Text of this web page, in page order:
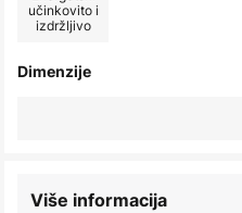
učinkovito i
izdržljivo
Dimenzije
Više informacija